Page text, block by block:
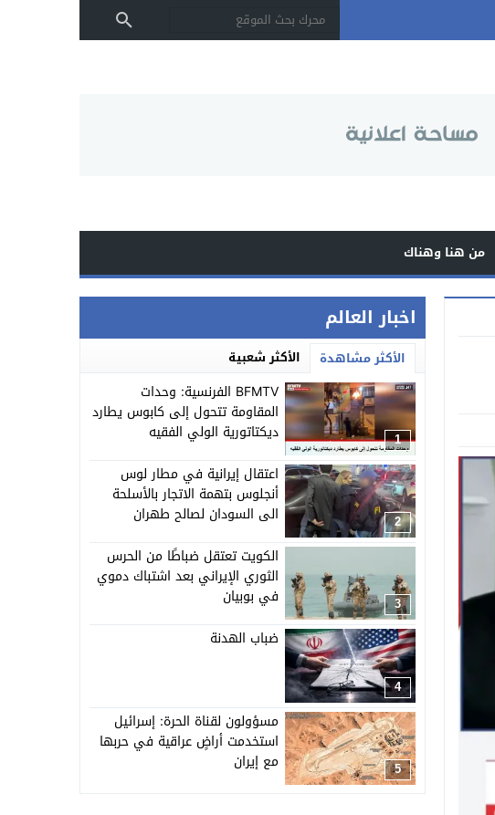
من هنا وهناك
اخبار العالم
الأكثر مشاهدة الأكثر شعبية
1
BFMTV الفرنسية: وحدات
المقاومة تتحول إلى كابوس يطارد
ديكتاتورية الولي الفقيه
2
اعتقال إيرانية في مطار لوس
أنجلوس بتهمة الاتجار بالأسلحة
الى السودان لصالح طهران
3
الكويت تعتقل ضباطًا من الحرس
الثوري الإيراني بعد اشتباك دموي
في بوبيان
4
ضباب الهدنة
5
مسؤولون لقناة الحرة: إسرائيل
استخدمت أراضٍ عراقية في حربها
مع إيران